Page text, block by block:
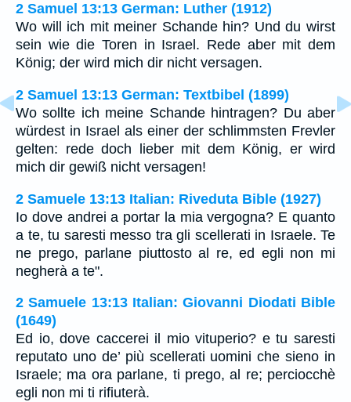
2 Samuel 13:13 German: Luther (1912)
Wo will ich mit meiner Schande hin? Und du wirst
sein wie die Toren in Israel. Rede aber mit dem
König; der wird mich dir nicht versagen.
2 Samuel 13:13 German: Textbibel (1899)
Wo sollte ich meine Schande hintragen? Du aber
würdest in Israel als einer der schlimmsten Frevler
gelten: rede doch lieber mit dem König, er wird
mich dir gewiß nicht versagen!
2 Samuele 13:13 Italian: Riveduta Bible (1927)
Io dove andrei a portar la mia vergogna? E quanto
a te, tu saresti messo tra gli scellerati in Israele. Te
ne prego, parlane piuttosto al re, ed egli non mi
negherà a te".
2 Samuele 13:13 Italian: Giovanni Diodati Bible
(1649)
Ed io, dove caccerei il mio vituperio? e tu saresti
reputato uno de’ più scellerati uomini che sieno in
Israele; ma ora parlane, ti prego, al re; perciocchè
egli non mi ti rifiuterà.